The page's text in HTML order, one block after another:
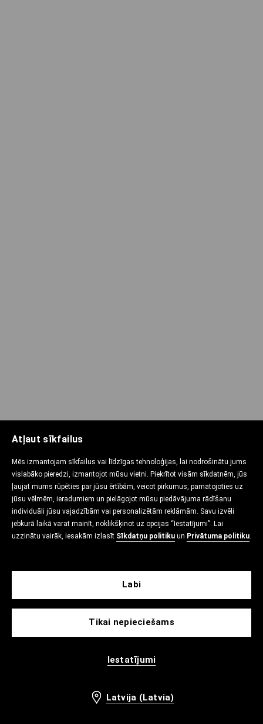
Atļaut sīkfailus
Mēs izmantojam sīkfailus vai līdzīgas tehnoloģijas, lai nodrošinātu jums
vislabāko pieredzi, izmantojot mūsu vietni. Piekrītot visām sīkdatnēm, jūs
ļaujat mums rūpēties par jūsu ērtībām, veicot pirkumus, pamatojoties uz
jūsu vēlmēm, ieradumiem un pielāgojot mūsu piedāvājuma rādīšanu
individuāli jūsu vajadzībām vai personalizētām reklāmām. Savu izvēli
jebkurā laikā varat mainīt, noklikšķinot uz opcijas “Iestatījumi”. Lai
uzzinātu vairāk, iesakām izlasīt Sīkdatņu politiku un Privātuma politiku.
Tikai nepieciešams
Iestatījumi
Labi
Latvija (Latvia)